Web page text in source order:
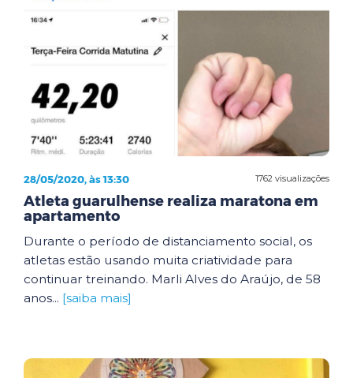
1762 visualizações
28/05/2020, às 13:30
Atleta guarulhense realiza maratona em
apartamento
Durante o período de distanciamento social, os
atletas estão usando muita criatividade para
continuar treinando. Marli Alves do Araújo, de 58
anos... [saiba mais]